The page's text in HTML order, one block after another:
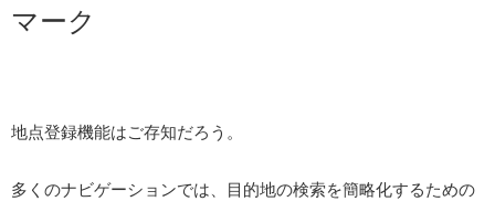
マーク
地点登録機能はご存知だろう。
多くのナビゲーションでは、目的地の検索を簡略化するための